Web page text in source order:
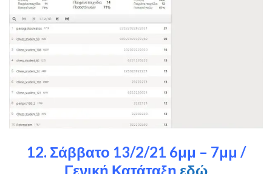
12. Σάββατο 13/2/21 6μμ – 7μμ /
Γενική Κατάταξη εδώ